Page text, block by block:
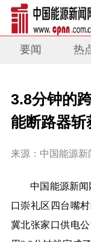
要闻 热
3.8分钟的
能断路器斩
来源：中国能源新
中国能源新闻
口崇礼区四台嘴
冀北张家口供电